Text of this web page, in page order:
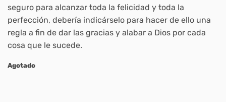
seguro para alcanzar toda la felicidad y toda la
perfección, debería indicárselo para hacer de ello una
regla a fin de dar las gracias y alabar a Dios por cada
cosa que le sucede.
Agotado